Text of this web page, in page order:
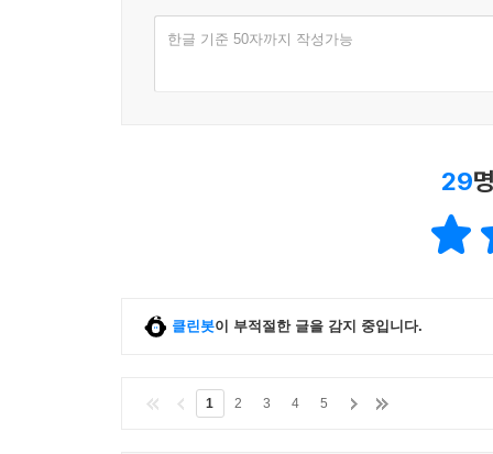
한글 기준 50자까지 작성가능
29
클린봇이 부적절한 글을 감지 중입니다.
1 2 3 4 5